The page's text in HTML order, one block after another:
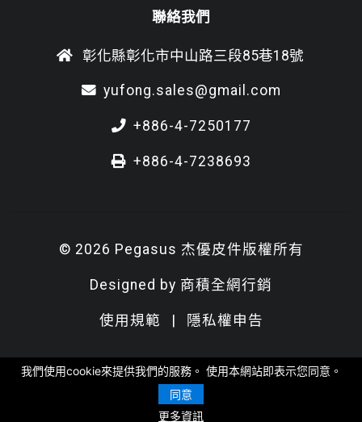
聯絡我們
彰化縣彰化市中山路三段85巷18號
yufong.sales@gmail.com
+886-4-7250177
+886-4-7238693
© 2026 Pegasus 杰優皮件版權所有
Designed by 商積全網行銷
使用規範 | 隱私權申告
我們使用cookie來提供我們的服務。 使用本網站即表示您同意。
同意
更多資訊